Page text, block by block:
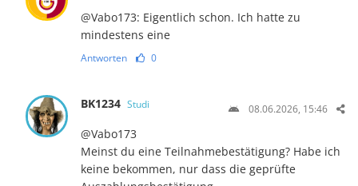
@Vabo173: Eigentlich schon. Ich hatte zu
mindestens eine
Antworten 0
BK1234 Studi 08.06.2026, 15:46
@Vabo173
Meinst du eine Teilnahmebestätigung? Habe ich
keine bekommen, nur dass die geprüfte